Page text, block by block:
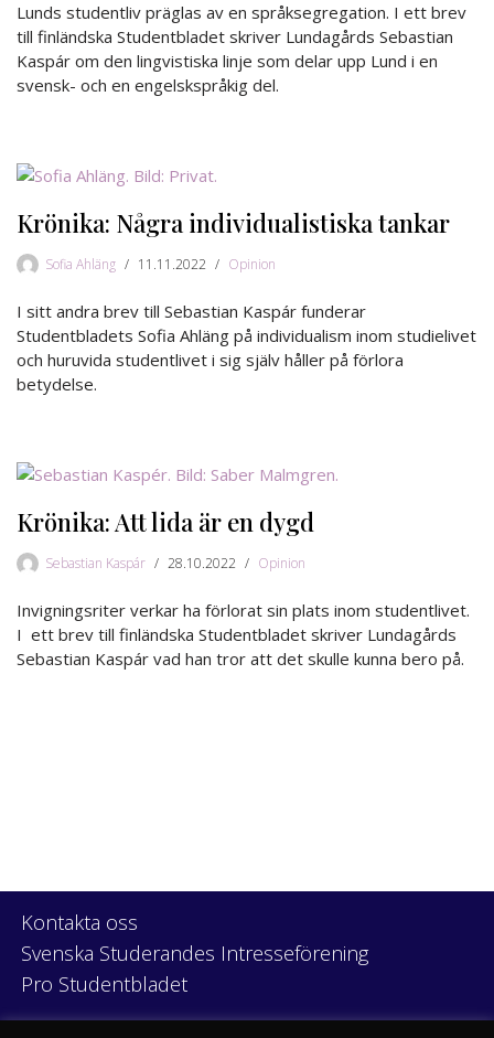
Lunds studentliv präglas av en språksegregation. I ett brev
till finländska Studentbladet skriver Lundagårds Sebastian
Kaspár om den lingvistiska linje som delar upp Lund i en
svensk- och en engelskspråkig del.
Krönika: Några individualistiska tankar
Sofia Ahläng 11.11.2022 Opinion
I sitt andra brev till Sebastian Kaspár funderar
Studentbladets Sofia Ahläng på individualism inom studielivet
och huruvida studentlivet i sig själv håller på förlora
betydelse.
Krönika: Att lida är en dygd
Sebastian Kaspár 28.10.2022 Opinion
Invigningsriter verkar ha förlorat sin plats inom studentlivet.
I ett brev till finländska Studentbladet skriver Lundagårds
Sebastian Kaspár vad han tror att det skulle kunna bero på.
Kontakta oss
Svenska Studerandes Intresseförening
Pro Studentbladet